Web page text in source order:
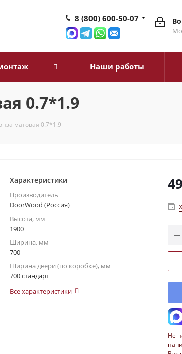
8 (800) 600-50-07
Наши работы
0.7*1.9
матовая 0.7*1.9
Характеристики
Производитель
DoorWood (Россия)
Высота, мм
1900
Ширина, мм
700
Ширина двери (по коробке), мм
700 стандарт
Все характеристики
Не